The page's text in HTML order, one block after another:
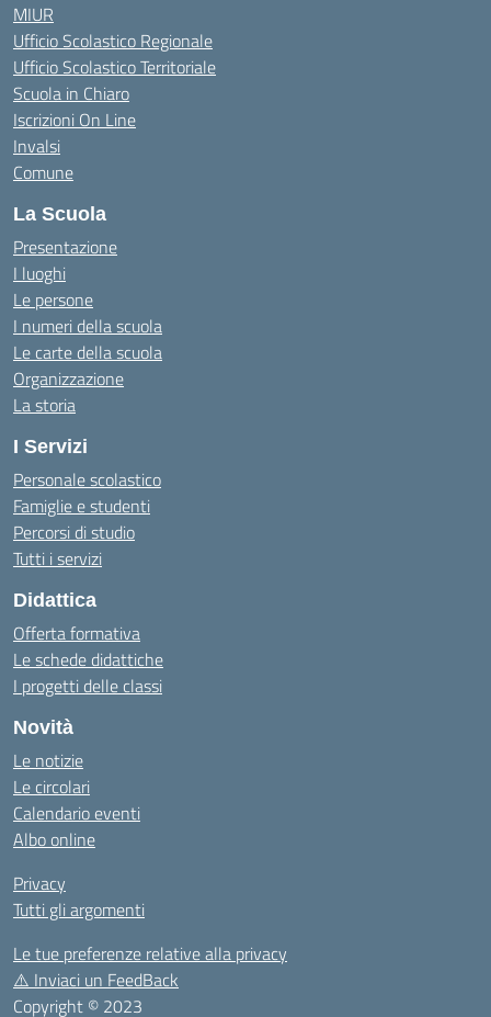
MIUR
Ufficio Scolastico Regionale
Ufficio Scolastico Territoriale
Scuola in Chiaro
Iscrizioni On Line
Invalsi
Comune
La Scuola
Presentazione
I luoghi
Le persone
I numeri della scuola
Le carte della scuola
Organizzazione
La storia
I Servizi
Personale scolastico
Famiglie e studenti
Percorsi di studio
Tutti i servizi
Didattica
Offerta formativa
Le schede didattiche
I progetti delle classi
Novità
Le notizie
Le circolari
Calendario eventi
Albo online
Privacy
Tutti gli argomenti
Le tue preferenze relative alla privacy
⚠️ Inviaci un FeedBack
Copyright © 2023